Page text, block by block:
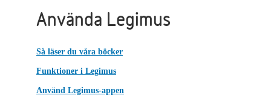
Använda Legimus
Så läser du våra böcker
Funktioner i Legimus
Använd Legimus-appen